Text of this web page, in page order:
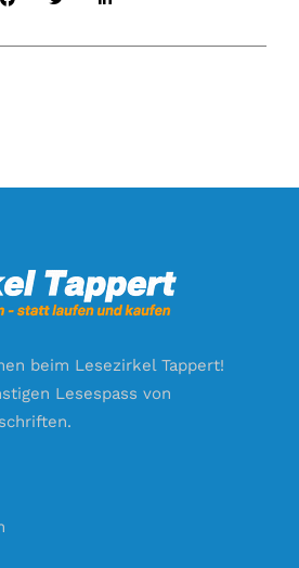
beim Lesezirkel Tappert!
Lesespass von